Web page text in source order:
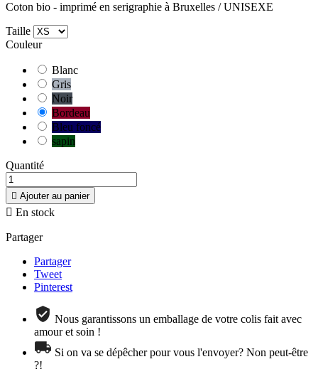
Coton bio - imprimé en serigraphie à Bruxelles / UNISEXE
Taille
Couleur
Blanc
Gris
Noir
Bordeau
Bleu foncé
sapin
Quantité
 Ajouter au panier
 En stock
Partager
Partager
Tweet
Pinterest
Nous garantissons un emballage de votre colis fait avec
amour et soin !
Si on va se dépêcher pour vous l'envoyer? Non peut-être
?!